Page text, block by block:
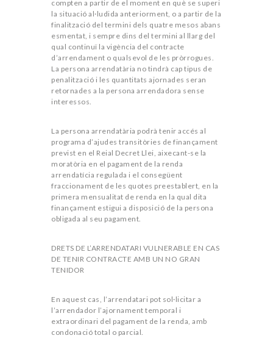
compten a partir de el moment en què se superi
la situació al·ludida anteriorment, o a partir de la
finalització del termini dels quatre mesos abans
esmentat, i sempre dins del termini al llarg del
qual continuï la vigència del contracte
d’arrendament o qualsevol de les pròrrogues.
La persona arrendatària no tindrà cap tipus de
penalització i les quantitats ajornades seran
retornades a la persona arrendadora sense
interessos.
La persona arrendatària podrà tenir accés al
programa d’ajudes transitòries de finançament
previst en el Reial Decret Llei, aixecant-se la
moratòria en el pagament de la renda
arrendatícia regulada i el consegüent
fraccionament de les quotes preestablert, en la
primera mensualitat de renda en la qual dita
finançament estigui a disposició de la persona
obligada al seu pagament.
DRETS DE L’ARRENDATARI VULNERABLE EN CAS
DE TENIR CONTRACTE AMB UN NO GRAN
TENIDOR
En aquest cas, l’arrendatari pot sol·licitar a
l’arrendador l’ajornament temporal i
extraordinari del pagament de la renda, amb
condonació total o parcial.